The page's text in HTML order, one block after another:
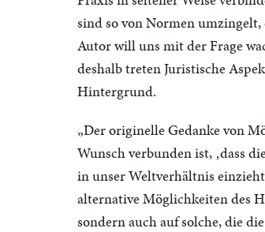
sind so von Normen
Autor will uns mit der Frage
deshalb treten Juristische
Hintergrund.
„Der originelle Gedanke von
Wunsch verbunden ist, ‚dass
in unser Weltverhältnis
alternative Möglichkeiten des
sondern auch auf solche, die